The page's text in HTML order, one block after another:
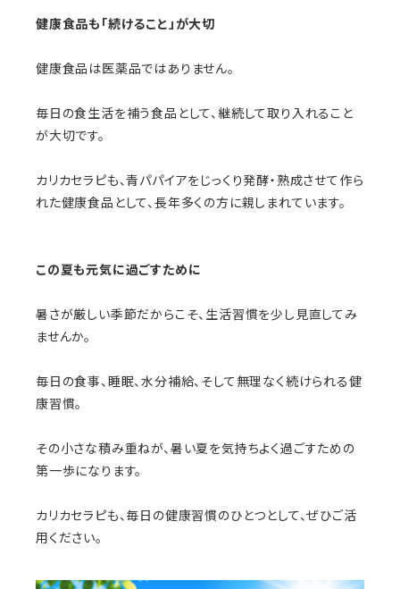
健康食品も「続けること」が大切
健康食品は医薬品ではありません。
毎日の食生活を補う食品として、継続して取り入れること
が大切です。
カリカセラピも、青パパイアをじっくり発酵・熟成させて作ら
れた健康食品として、長年多くの方に親しまれています。
この夏も元気に過ごすために
暑さが厳しい季節だからこそ、生活習慣を少し見直してみ
ませんか。
毎日の食事、睡眠、水分補給、そして無理なく続けられる健
康習慣。
その小さな積み重ねが、暑い夏を気持ちよく過ごすための
第一歩になります。
カリカセラピも、毎日の健康習慣のひとつとして、ぜひご活
用ください。